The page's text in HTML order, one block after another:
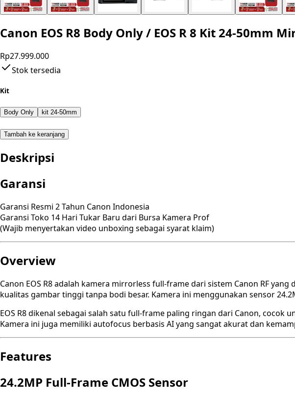
Canon EOS R8 Body Only / EOS R 8 Kit 24-50mm
Rp27.999.000
Stok tersedia
Kit
Body Only kit 24-50mm
Tambah ke keranjang
Deskripsi
Garansi
Garansi Resmi 2 Tahun Canon Indonesia
Garansi Toko 14 Hari Tukar Baru dari Bursa Kamera Prof
(Wajib menyertakan video unboxing sebagai syarat klaim)
Overview
Canon EOS R8 adalah kamera mirrorless full-frame dari sistem Canon RF
kualitas gambar tinggi tanpa bodi besar. Kamera ini menggunakan sensor
EOS R8 dikenal sebagai salah satu full-frame paling ringan dari Canon,
Kamera ini juga memiliki autofocus berbasis AI yang sangat akurat dan
Features
24.2MP Full-Frame CMOS Sensor